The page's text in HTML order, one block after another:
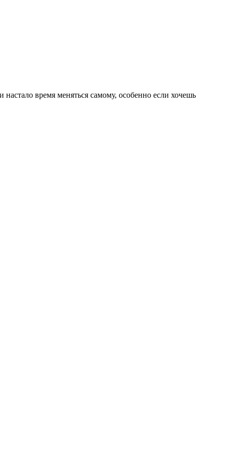
время меняться самому, особенно если хочешь